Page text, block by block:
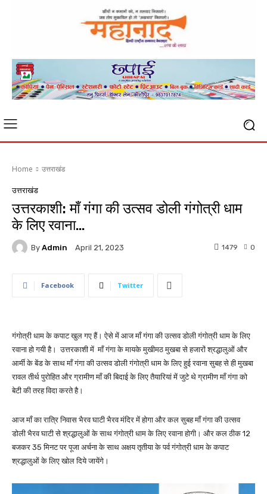
Home उत्तराखंड
उत्तराखंड
उत्तरकाशी: माँ गंगा की उत्सव डोली गंगोत्री धाम
के लिए रवाना…
By Admin April 21, 2023 0
1479
Facebook Twitter
गंगोत्री धाम के कपाट खुल गए हैं। ऐसे में आज माँ गंगा की उत्सव डोली गंगोत्री धाम के लिए
रवाना हो गयी है। उत्तरकाशी में माँ गंगा के मायके मुखीमठ मुखबा से हजारों श्रद्धालुओं और
आर्मी के बेंड के साथ माँ गंगा की उत्सव डोली गंगोत्री धाम के लिए हुई रवाना सुबह से ही मुखबा
रावल तीर्थ पुरोहित और ग्रामीण माँ की बिदाई के लिए तैयारियां में जुटे थे ग्रामीण माँ गंगा को
बेटी की तरह विदा करते है।
आज माँ का रात्रि निवास भैरव घाटी भैरव मंदिर में होगा और कल सुबह माँ गंगा की उत्सव
डोली भैरव घाटी से श्रद्धालुओं के साथ गंगोत्री धाम के लिए रवाना होगी। और कल ठीक 12
बजकर 35 मिनट पर पूजा अर्चना के साथ अक्षय तृतीया के पर्व गंगोत्री धाम के कपाट
श्रद्धालुओं के लिए खोल दिये जायेंगे।